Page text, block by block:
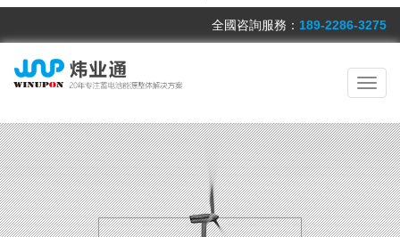
全國咨詢服務： 189-2286-3275
切
導
航